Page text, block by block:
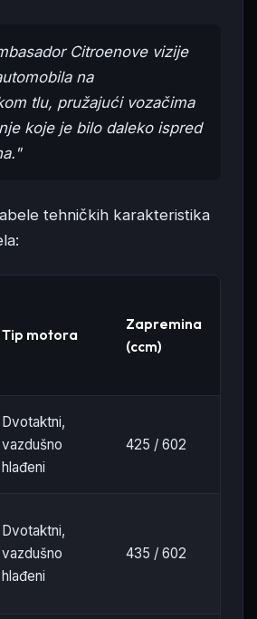
Citroenove vizije
na
tlu, pružajući vozačima
koje je bilo daleko ispred
tehničkih karakteristika
Tip motora
Zapremina
(ccm)
Dvotaktni,
vazdušno
hlađeni
425 / 602
Dvotaktni,
vazdušno
hlađeni
435 / 602